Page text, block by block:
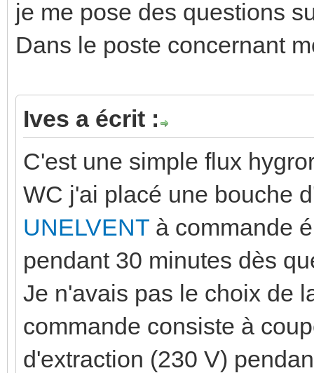
je me pose des questions
Dans le poste concernant
Ives a écrit :
C'est une simple flux
WC j'ai placé une bouche
UNELVENT à commande
pendant 30 minutes dès
Je n'avais pas le choix de
commande consiste à
d'extraction (230 V)